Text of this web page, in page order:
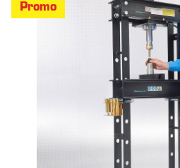
Promo